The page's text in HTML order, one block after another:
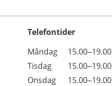
Telefontider
Dag
Öppettider
Kommentarer
Måndag
15.00–19.00
Tisdag
15.00–19.00
Onsdag
15.00–19.00